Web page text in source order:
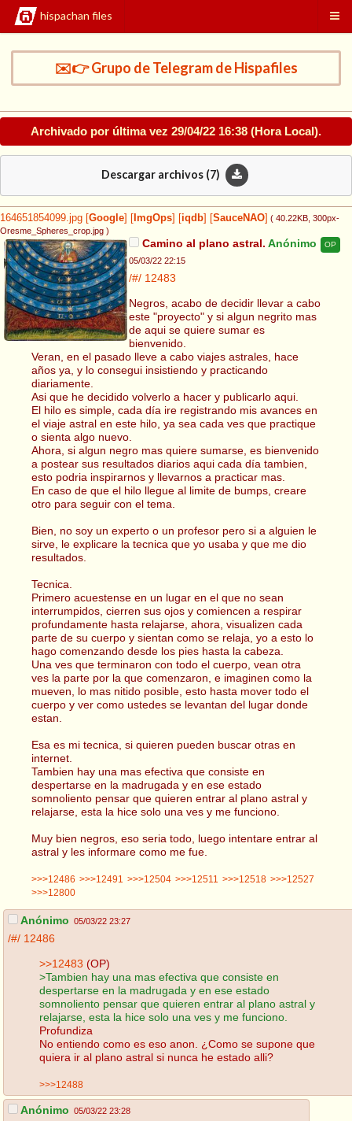
hispachan files
✉️👉 Grupo de Telegram de Hispafiles
Archivado por última vez 29/04/22 16:38 (Hora Local).
Descargar archivos (7)
164651854099.jpg Google ImgOps iqdb SauceNAO ( 40.22KB , 300px-
Oresme_Spheres_crop.jpg )
Camino al plano astral. Anónimo OP
05/03/22 22:15
/#/ 12483
Negros, acabo de decidir llevar a cabo
este "proyecto" y si algun negrito mas
de aqui se quiere sumar es
bienvenido.
Veran, en el pasado lleve a cabo viajes astrales, hace
años ya, y lo consegui insistiendo y practicando
diariamente.
Asi que he decidido volverlo a hacer y publicarlo aqui.
El hilo es simple, cada día ire registrando mis avances en
el viaje astral en este hilo, ya sea cada ves que practique
o sienta algo nuevo.
Ahora, si algun negro mas quiere sumarse, es bienvenido
a postear sus resultados diarios aqui cada día tambien,
esto podria inspirarnos y llevarnos a practicar mas.
En caso de que el hilo llegue al limite de bumps, creare
otro para seguir con el tema.
Bien, no soy un experto o un profesor pero si a alguien le
sirve, le explicare la tecnica que yo usaba y que me dio
resultados.
Tecnica.
Primero acuestense en un lugar en el que no sean
interrumpidos, cierren sus ojos y comiencen a respirar
profundamente hasta relajarse, ahora, visualizen cada
parte de su cuerpo y sientan como se relaja, yo a esto lo
hago comenzando desde los pies hasta la cabeza.
Una ves que terminaron con todo el cuerpo, vean otra
ves la parte por la que comenzaron, e imaginen como la
mueven, lo mas nitido posible, esto hasta mover todo el
cuerpo y ver como ustedes se levantan del lugar donde
estan.
Esa es mi tecnica, si quieren pueden buscar otras en
internet.
Tambien hay una mas efectiva que consiste en
despertarse en la madrugada y en ese estado
somnoliento pensar que quieren entrar al plano astral y
relajarse, esta la hice solo una ves y me funciono.
Muy bien negros, eso seria todo, luego intentare entrar al
astral y les informare como me fue.
>>>12486 >>>12491 >>>12504 >>>12511 >>>12518 >>>12527
>>>12800
Anónimo 05/03/22 23:27
/#/ 12486
>>12483 (OP)
>Tambien hay una mas efectiva que consiste en
despertarse en la madrugada y en ese estado
somnoliento pensar que quieren entrar al plano astral y
relajarse, esta la hice solo una ves y me funciono.
Profundiza
No entiendo como es eso anon. ¿Como se supone que
quiera ir al plano astral si nunca he estado alli?
>>>12488
Anónimo 05/03/22 23:28